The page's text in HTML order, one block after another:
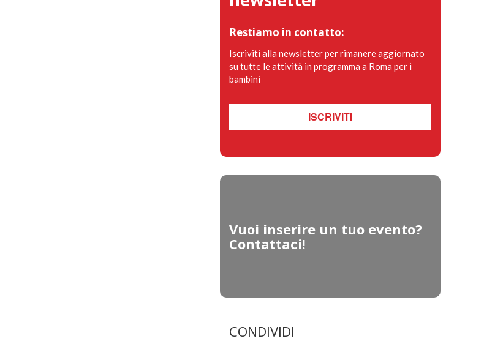
Restiamo in contatto:
Iscriviti alla newsletter per rimanere aggiornato
su tutte le attività in programma a Roma per i
bambini
ISCRIVITI
Vuoi inserire un tuo evento?
Contattaci!
CONDIVIDI